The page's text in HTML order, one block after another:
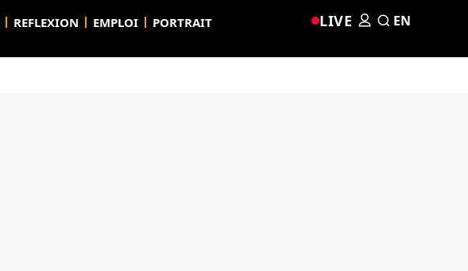
REFLEXION EMPLOI PORTRAIT LIVE EN